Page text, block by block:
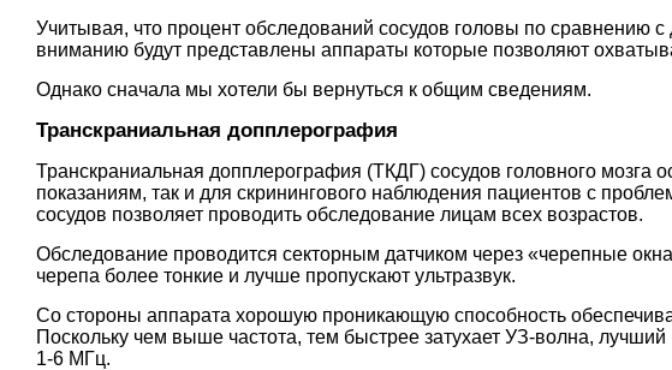
Учитывая, что процент обследований сосудов головы по сравнению
вниманию будут представлены аппараты которые позволяют
Однако сначала мы хотели бы вернуться к общим сведениям.
Транскраниальная допплерография
Транскраниальная допплерография (ТКДГ) сосудов головного мозга
показаниям, так и для скринингового наблюдения пациентов с
сосудов позволяет проводить обследование лицам всех возрастов.
Обследование проводится секторным датчиком через «черепные
черепа более тонкие и лучше пропускают ультразвук.
Со стороны аппарата хорошую проникающую способность
Поскольку чем выше частота, тем быстрее затухает УЗ-волна, лучший
1-6 МГц.